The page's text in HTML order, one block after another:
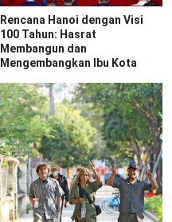
Rencana Hanoi dengan Visi
100 Tahun: Hasrat
Membangun dan
Mengembangkan Ibu Kota